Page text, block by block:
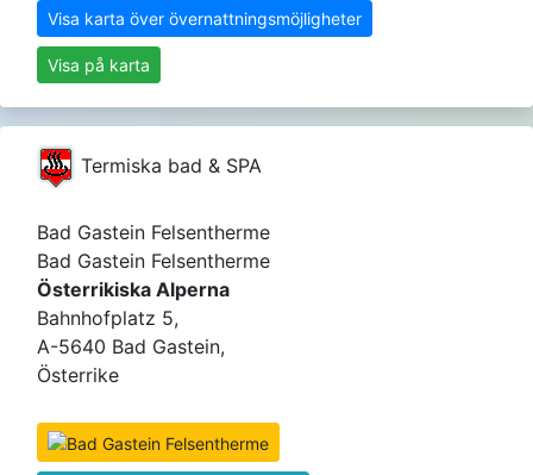
Visa karta över övernattningsmöjligheter
Visa på karta
Termiska bad & SPA
Bad Gastein Felsentherme
Bad Gastein Felsentherme
Österrikiska Alperna
Bahnhofplatz 5,
A-5640 Bad Gastein,
Österrike